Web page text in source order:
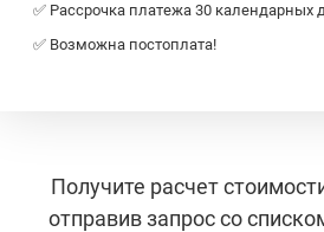
✅ Рассрочка платежа 30 календарных
✅ Возможна постоплата!
Получите расчет
отправив запрос со